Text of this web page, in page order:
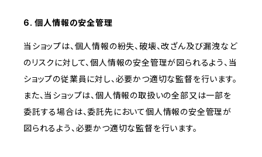
6. 個人情報の安全管理
当ショップは、個人情報の紛失、破壊、改ざん及び漏洩など
のリスクに対して、個人情報の安全管理が図られるよう、当
ショップの従業員に対し、必要かつ適切な監督を行います。
また、当ショップは、個人情報の取扱いの全部又は一部を
委託する場合は、委託先において個人情報の安全管理が
図られるよう、必要かつ適切な監督を行います。